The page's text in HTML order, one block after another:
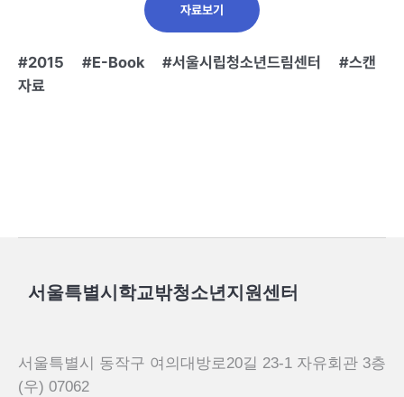
자료보기
2015 E-Book 서울시립청소년드림센터
스캔
자료
서울특별시학교밖청소년지원센터
서울특별시 동작구 여의대방로20길 23-1 자유회관 3층
(우) 07062